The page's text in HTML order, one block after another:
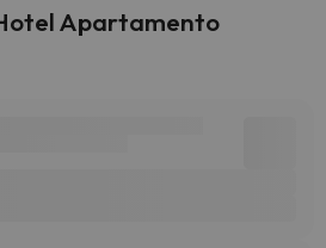
Apartamento